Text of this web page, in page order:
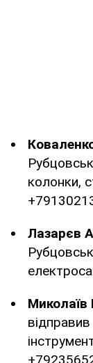
колонки,
Лазарєв